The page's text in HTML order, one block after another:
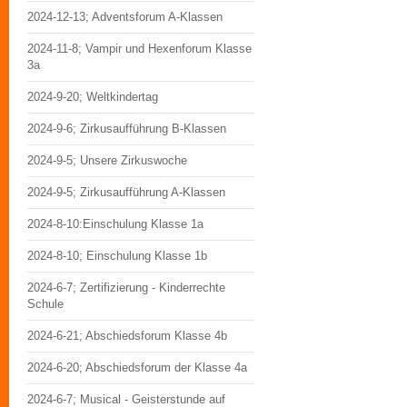
2024-12-13; Adventsforum A-Klassen
2024-11-8; Vampir und Hexenforum Klasse
3a
2024-9-20; Weltkindertag
2024-9-6; Zirkusaufführung B-Klassen
2024-9-5; Unsere Zirkuswoche
2024-9-5; Zirkusaufführung A-Klassen
2024-8-10:Einschulung Klasse 1a
2024-8-10; Einschulung Klasse 1b
2024-6-7; Zertifizierung - Kinderrechte
Schule
2024-6-21; Abschiedsforum Klasse 4b
2024-6-20; Abschiedsforum der Klasse 4a
2024-6-7; Musical - Geisterstunde auf